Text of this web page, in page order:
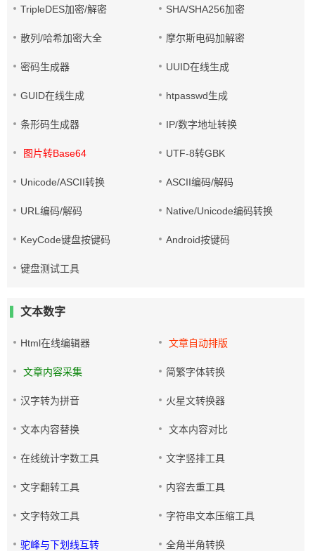
TripleDES加密/解密 SHA/SHA256加密
散列/哈希加密大全 摩尔斯电码加解密
密码生成器 UUID在线生成
GUID在线生成 htpasswd生成
条形码生成器 IP/数字地址转换
图片转Base64 UTF-8转GBK
Unicode/ASCII转换 ASCII编码/解码
URL编码/解码 Native/Unicode编码转换
KeyCode键盘按键码 Android按键码
键盘测试工具
文本数字
Html在线编辑器 文章自动排版
文章内容采集 简繁字体转换
汉字转为拼音 火星文转换器
文本内容替换 文本内容对比
在线统计字数工具 文字竖排工具
文字翻转工具 内容去重工具
文字特效工具 字符串文本压缩工具
驼峰与下划线互转 全角半角转换